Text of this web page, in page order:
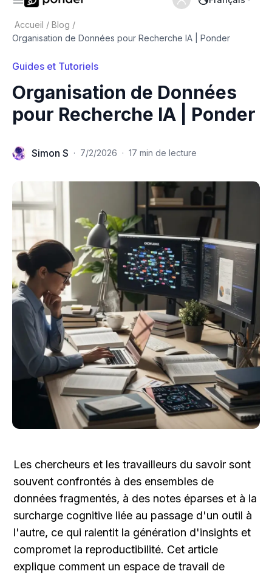
Accueil / Blog /
Organisation de Données pour Recherche IA | Ponder
Guides et Tutoriels
Organisation de Données
pour Recherche IA | Ponder
Simon S · 7/2/2026 · 17 min de lecture
Les chercheurs et les travailleurs du savoir sont
souvent confrontés à des ensembles de
données fragmentés, à des notes éparses et à la
surcharge cognitive liée au passage d'un outil à
l'autre, ce qui ralentit la génération d'insights et
compromet la reproductibilité. Cet article
explique comment un espace de travail de